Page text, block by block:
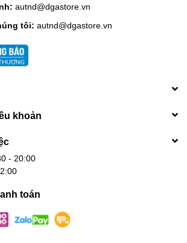
autnd@dgastore.vn
tôi: autnd@dgastore.vn
khoản
- 20:00
toán